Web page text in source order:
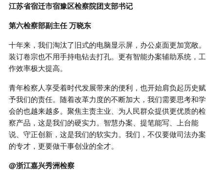
江苏省宿迁市宿豫区检察院团支部书记
第六检察部副主任 万晓东
十年来，我们淘汰了旧式的电脑显示屏，办公桌面更加宽敞。
装订卷宗也不用手持电钻去打孔。更有智能办案辅助系统，工
作效率极大提高。
青年检察人享受着时代发展带来的便利，也开始肩负起历史赋
予我们的责任。随着改革力度的不断加大，我们需要思考和学
会的也越来越多。聚焦主责主业、为人民群众提供更优质的检
察产品，这是我们的硬实力。智慧办案、提笔能写、上台能
说、守正创新，这是我们的软实力。我们，不仅要做司法办案
的专才，更要做干事创业的全才。
@浙江嘉兴秀洲检察